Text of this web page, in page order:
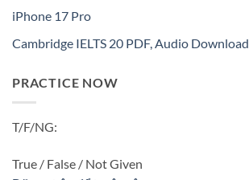
iPhone 17 Pro
Cambridge IELTS 20 PDF, Audio Download
PRACTICE NOW
T/F/NG:
True / False / Not Given